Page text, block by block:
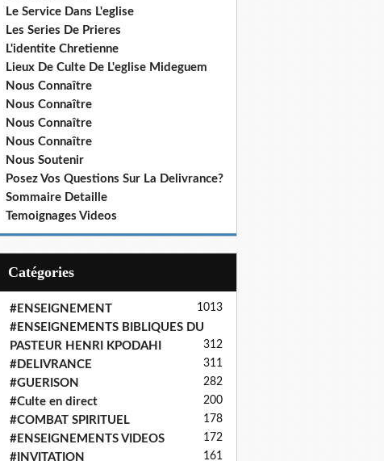
Le Service Dans L'eglise
Les Series De Prieres
L'identite Chretienne
Lieux De Culte De L'eglise Mideguem
Nous Connaître
Nous Connaître
Nous Connaître
Nous Connaître
Nous Soutenir
Posez Vos Questions Sur La Delivrance?
Sommaire Detaille
Temoignages Videos
Catégories
#ENSEIGNEMENT 1013
#ENSEIGNEMENTS BIBLIQUES DU
PASTEUR HENRI KPODAHI
312
#DELIVRANCE 311
#GUERISON 282
#Culte en direct 200
#COMBAT SPIRITUEL 178
#ENSEIGNEMENTS VIDEOS 172
#INVITATION 161